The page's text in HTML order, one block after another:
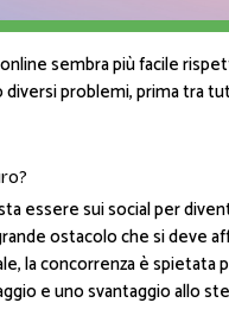
sembra più facile
diversi problemi, prima tra
essere sui social per
ostacolo che si deve
la concorrenza è
e uno svantaggio allo